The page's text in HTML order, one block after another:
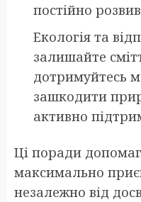
постійно
Екологія та
залишайте
дотримуйтесь
зашкодити
активно
Ці поради
максимально
незалежно від